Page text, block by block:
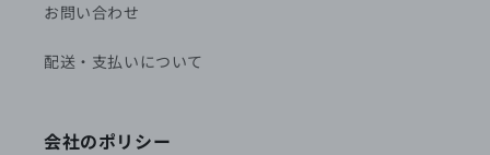
お問い合わせ
配送・支払いについて
会社のポリシー